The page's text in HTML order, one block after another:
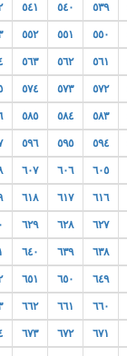
٥٣٩ ٥٤٠ ٥٤١
٥٥٠ ٥٥١ ٥٥٢
٥٦١ ٥٦٢ ٥٦٣
٥٧٢ ٥٧٣ ٥٧٤
٥٨٣ ٥٨٤ ٥٨٥
٥٩٤ ٥٩٥ ٥٩٦
٦٠٥ ٦٠٦ ٦٠٧
٦١٦ ٦١٧ ٦١٨
٦٢٧ ٦٢٨ ٦٢٩
٦٣٨ ٦٣٩ ٦٤٠
٦٤٩ ٦٥٠ ٦٥١
٦٦٠ ٦٦١ ٦٦٢
٦٧١ ٦٧٢ ٦٧٣